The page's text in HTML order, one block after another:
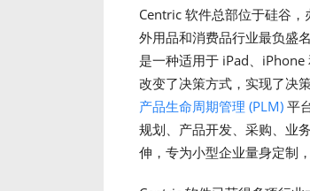
Centric 软件总部位于硅谷
外用品和消费品行业最负盛
是一种适用于 iPad、
改变了决策方式，实现了决
产品生命周期管理 (PLM) 平
规划、产品开发、采购、业
伸，专为小型企业量身定制